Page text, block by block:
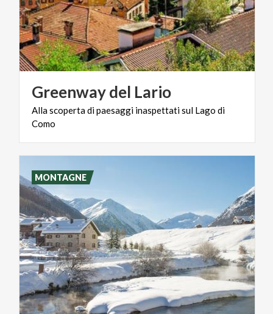
Greenwaydel Lario
Allascopertadipaesaggi inaspettatisul Lago di
Como
MONTAGNE